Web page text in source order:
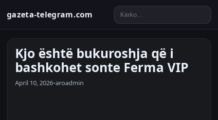
gazeta-telegram.com
Kjo është bukuroshja që i
bashkohet sonte Ferma VIP
April 10, 2026•aroadmin